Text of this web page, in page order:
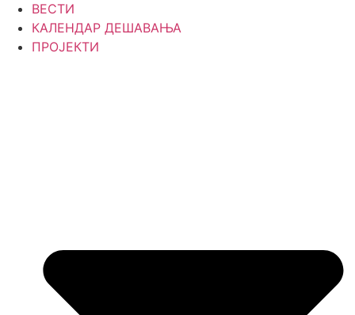
ВЕСТИ
КАЛЕНДАР ДЕШАВАЊА
ПРОЈЕКТИ